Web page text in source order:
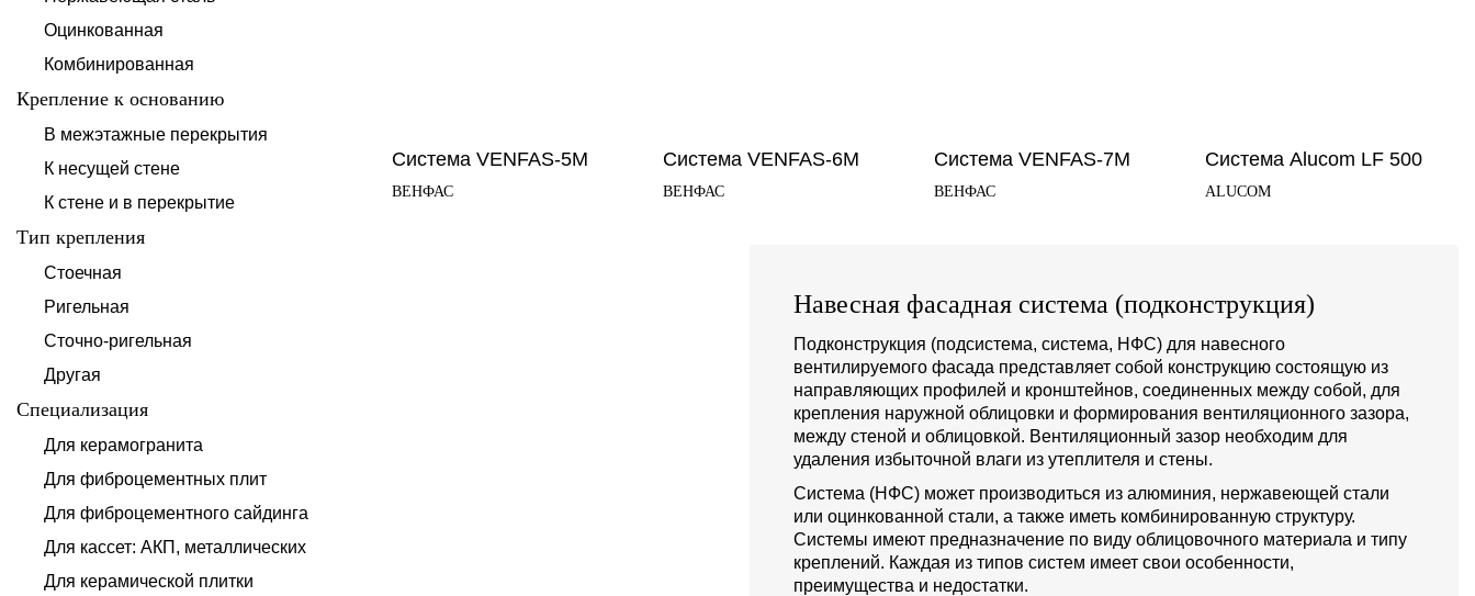
Оцинкованная
Комбинированная
Крепление к основанию
В межэтажные перекрытия
К несущей стене
К стене и в перекрытие
Тип крепления
Стоечная
Ригельная
Сточно-ригельная
Другая
Специализация
Для керамогранита
Для фиброцементных плит
Для фиброцементного сайдинга
Для кассет: АКП, металлических
Для керамической плитки
Система VENFAS-5M
ВЕНФАС
Система VENFAS-6М
ВЕНФАС
Система VENFAS-7М
ВЕНФАС
Система Alucom LF 500
ALUCOM
Навесная фасадная система (подконструкция)
Подконструкция (подсистема, система, НФС) для навесного
вентилируемого фасада представляет собой конструкцию состоящую из
направляющих профилей и кронштейнов, соединенных между собой, для
крепления наружной облицовки и формирования вентиляционного зазора,
между стеной и облицовкой. Вентиляционный зазор необходим для
удаления избыточной влаги из утеплителя и стены.
Система (НФС) может производиться из алюминия, нержавеющей стали
или оцинкованной стали, а также иметь комбинированную структуру.
Системы имеют предназначение по виду облицовочного материала и типу
креплений. Каждая из типов систем имеет свои особенности,
преимущества и недостатки.